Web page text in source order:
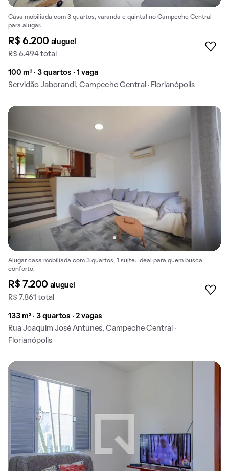
Casa mobiliada com 3 quartos, varanda e quintal no Campeche Central
para alugar.
R$ 6.200 aluguel
R$ 6.494 total
100 m² · 3 quartos · 1 vaga
Servidão Jaborandi, Campeche Central · Florianópolis
Alugar casa mobiliada com 3 quartos, 1 suíte. Ideal para quem busca
conforto.
R$ 7.200 aluguel
R$ 7.861 total
133 m² · 3 quartos · 2 vagas
Rua Joaquim José Antunes, Campeche Central ·
Florianópolis